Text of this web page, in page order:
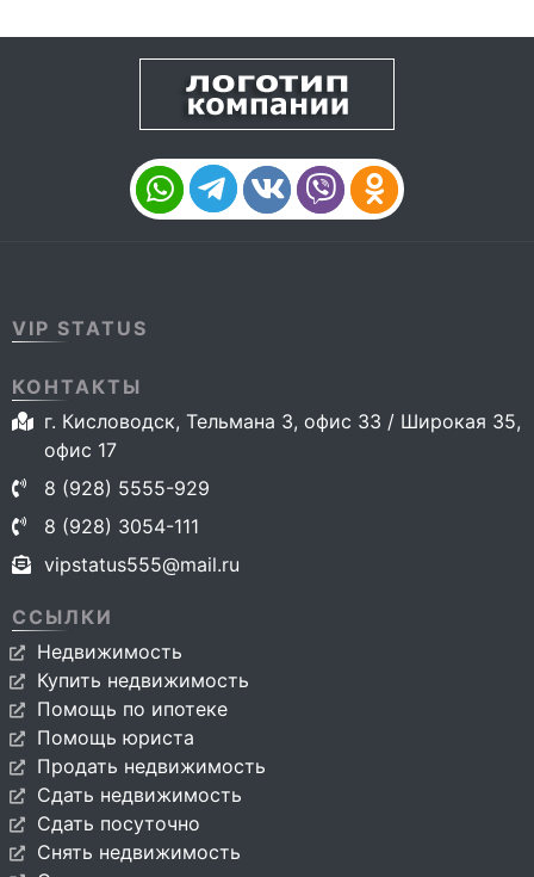
VIP STATUS
КОНТАКТЫ
г. Кисловодск, Тельмана 3, офис 33 / Широкая 35,
офис 17
8 (928) 5555-929
8 (928) 3054-111
vipstatus555@mail.ru
ССЫЛКИ
Недвижимость
Купить недвижимость
Помощь по ипотеке
Помощь юриста
Продать недвижимость
Сдать недвижимость
Сдать посуточно
Снять недвижимость